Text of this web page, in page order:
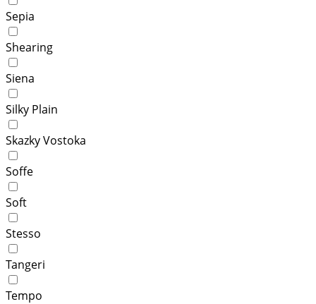
Sepia
Shearing
Siena
Silky Plain
Skazky Vostoka
Soffe
Soft
Stesso
Tangeri
Tempo